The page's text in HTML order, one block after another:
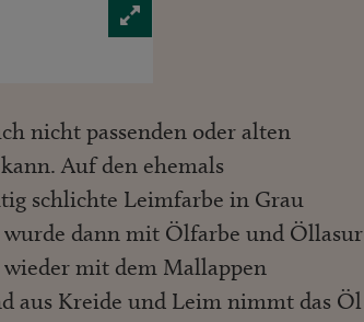
nicht passenden oder alten
Auf den ehemals
schlichte Leimfarbe in Grau
dann mit Ölfarbe und Öllasur
mit dem Mallappen
aus Kreide und Leim nimmt das Öl